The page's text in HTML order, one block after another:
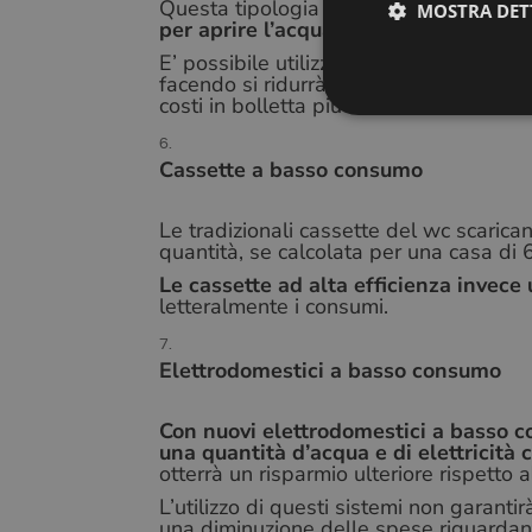
Questa tipologia di rubinettoutilizza
per aprire l’acqua per un periodo
E’ possibile utilizzare questi rubinetti
facendo si ridurrà in modo
costi in bolletta più contenuti.
Cassette a basso consumo
Le tradizionali cassette del wc
quantità, se calcolata per una casa di
Le cassette ad alta efficienza
letteralmente i consumi.
Elettrodomestici a basso consumo
Con nuovi elettrodomestici a basso
una quantità d’acqua e di elettricità
otterrà un risparmio ulteriore rispetto
L’utilizzo di questi sistemi non
MOSTRA
I cookie
Nome
_GRECAPTCHA
chatyWidget_0
activechatyWidgets